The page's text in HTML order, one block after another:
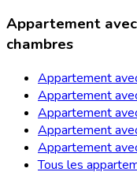
Appartement
chambres
Appartement
Appartement
Appartement
Appartement
Appartement
Tous les